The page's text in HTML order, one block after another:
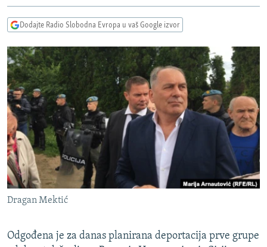
Pređite
na
VIDEO
FOTOGALERIJE
INFOGRAFIKE
PODCASTI
RAT U UKRAJINI
KINA NA BALKANU
RSE PRIČE IZ SVIJETA
ISPRIČAJ MI
DNEVNO@RSE
SPECIJALI RSE
VIŠE OD NASLOVA
GENOCID U SREBRENICI
POPLAVE I KLIZIŠTA U BIH 2024.
PRATITE NAS
Dodajte Radio Slobodna Evropa u vaš Google izvor
Dragan Mektić
Odgođena je za danas planirana deportacija prve grupe